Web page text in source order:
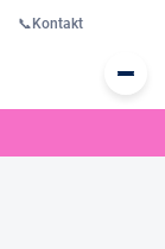
📞 Kontakt